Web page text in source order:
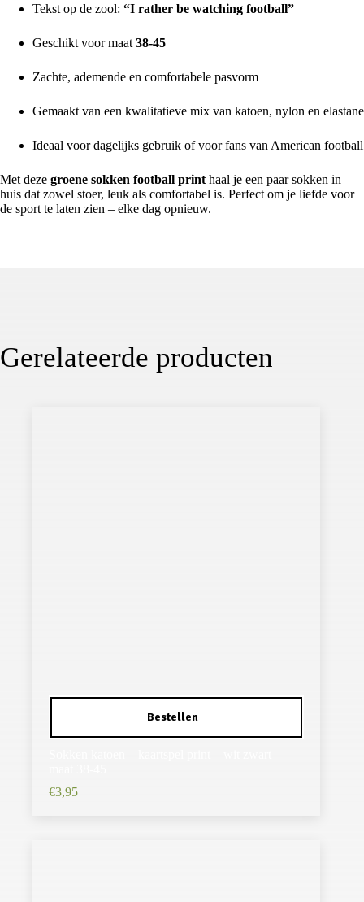
Tekst op de zool: “I rather be watching football”
Geschikt voor maat 38-45
Zachte, ademende en comfortabele pasvorm
Gemaakt van een kwalitatieve mix van katoen, nylon en elastane
Ideaal voor dagelijks gebruik of voor fans van American football
Met deze groene sokken football print haal je een paar sokken in
huis dat zowel stoer, leuk als comfortabel is. Perfect om je liefde voor
de sport te laten zien – elke dag opnieuw.
Gerelateerde producten
€3,95